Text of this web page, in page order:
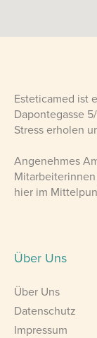
Esteticamed ist
Dapontegasse
Stress erholen
Angenehmes
hier im
Über Uns
Über Uns
Datenschutz
Impressum